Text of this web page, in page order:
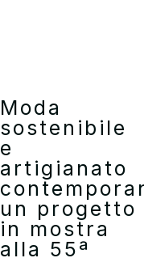
Moda
sostenibile
e
artigianato
un progetto
in mostra
alla 55ª